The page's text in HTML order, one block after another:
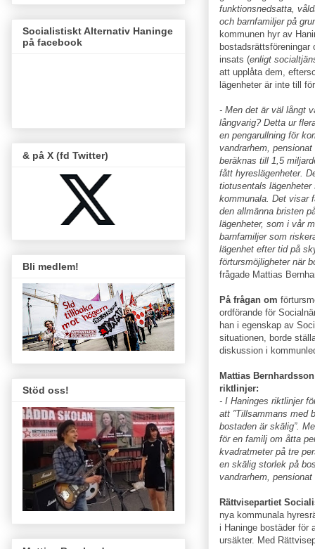
funktionsnedsatta,
och barnfamiljer på
kommunen hyr av
insats (enligt
att upplåta dem,
lägenheter är inte till
- Men det är väl långt
långvarig? Detta ur
en pengarullning för
vandrarhem,
beräknas till 1,5
fått hyreslägenheter.
tiotusentals
kommunala. Det visar
den allmänna bristen
lägenheter, som i vår
barnfamiljer som
lägenhet efter tid på
förtursmöjligheter när
frågade Mattias
På frågan om
ordförande för
han i egenskap av
situationen, borde
diskussion i
Mattias
riktlinjer:
- I Haninges riktlinjer
att ”Tillsammans med
bostaden är skälig”.
för en familj om åtta
kvadratmeter på tre
en skälig storlek på
vandrarhem,
Rättvisepartiet
nya kommunala
i Haninge bostäder för
ursäkter. Med
Socialistiskt Alternativ Haninge
på facebook
& på X (fd Twitter)
Bli medlem!
Stöd oss!